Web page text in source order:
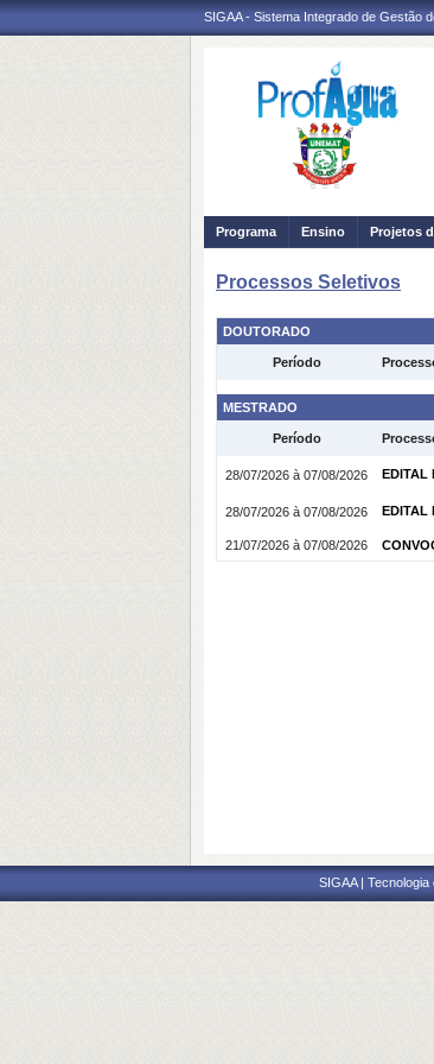
SIGAA - Sistema Integrado de Gestão
Programa Ensino Projetos
Processos Seletivos
DOUTORADO
Período
MESTRADO
Período
28/07/2026 à 07/08/2026 EDITAL
28/07/2026 à 07/08/2026 EDITAL
21/07/2026 à 07/08/2026
SIGAA |